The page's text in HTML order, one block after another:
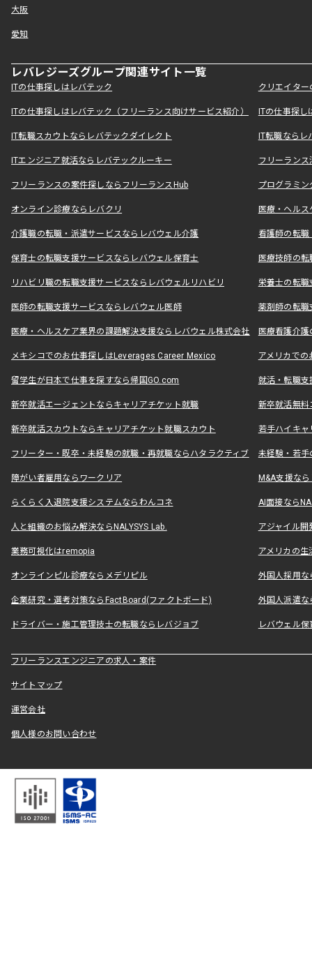
大阪
愛知
レバレジーズグループ関連サイト一覧
ITの仕事探しはレバテック クリエイタ
ITの仕事探しはレバテック（フリーランス向けサービス紹介） ITの仕事探
IT転職スカウトならレバテックダイレクト IT転職なら
ITエンジニア就活ならレバテックルーキー フリーラン
フリーランスの案件探しならフリーランスHub プログラミ
オンライン診療ならレバクリ 医療・ヘル
介護職の転職・派遣サービスならレバウェル介護 看護師の転
保育士の転職支援サービスならレバウェル保育士 医療技師の
リハビリ職の転職支援サービスならレバウェルリハビリ 栄養士の転
医師の転職支援サービスならレバウェル医師 薬剤師の転
医療・ヘルスケア業界の課題解決支援ならレバウェル株式会社 医療看護介
メキシコでのお仕事探しはLeverages Career Mexico アメリカで
留学生が日本で仕事を探すなら帰国GO.com 就活・転職
新卒就活エージェントならキャリアチケット就職 新卒就活無料
新卒就活スカウトならキャリアチケット就職スカウト 若手ハイキ
フリーター・既卒・未経験の就職・再就職ならハタラクティブ 未経験・若手
障がい者雇用ならワークリア M&A支援な
らくらく入退院支援システムならわんコネ AI面接なら
人と組織のお悩み解決ならNALYSYS Lab. アジャイル
業務可視化はremopia アメリカの
オンラインピル診療ならメデリピル 外国人採用
企業研究・選考対策ならFactBoard(ファクトボード) 外国人派遣な
ドライバー・施工管理技士の転職ならレバジョブ レバウェル
フリーランスエンジニアの求人・案件
サイトマップ
運営会社
個人様のお問い合わせ